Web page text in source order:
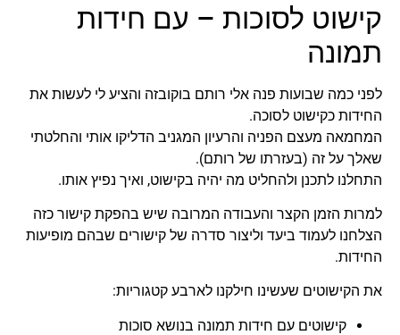
קישוט לסוכות – עם חידות
תמונה
לפני כמה שבועות פנה אלי רותם בוקובזה והציע לי לעשות את
החידות כקישוט לסוכה.
המחמאה מעצם הפניה והרעיון המגניב הדליקו אותי והחלטתי
שאלך על זה (בעזרתו של רותם).
התחלנו לתכנן ולהחליט מה יהיה בקישוט, ואיך נפיץ אותו.
למרות הזמן הקצר והעבודה המרובה שיש בהפקת קישור כזה
הצלחנו לעמוד ביעד וליצור סדרה של קישורים שבהם מופיעות
החידות.
את הקישוטים שעשינו חילקנו לארבע קטגוריות:
קישוטים עם חידות תמונה בנושא סוכות